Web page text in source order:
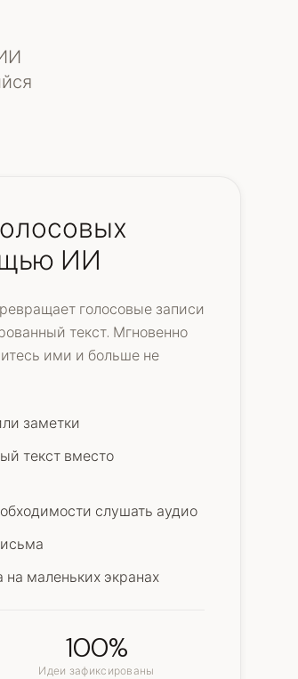
ИИ
голосовые записи
текст. Мгновенно
ими и больше не
заметки
текст вместо
слушать аудио
на маленьких экранах
100%
Идеи зафиксированы